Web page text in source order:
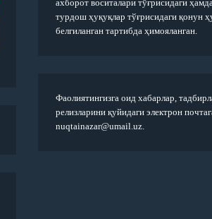
ахборот воситалари тўғрисидаги
турдош ҳуқуқлар тўғрисидаги қонун
белгиланган тартибда ҳимояланган.
Фаолиятингизга оид хабарлар,
релизларини қуйидаги электрон
nuqtainazar@umail.uz.